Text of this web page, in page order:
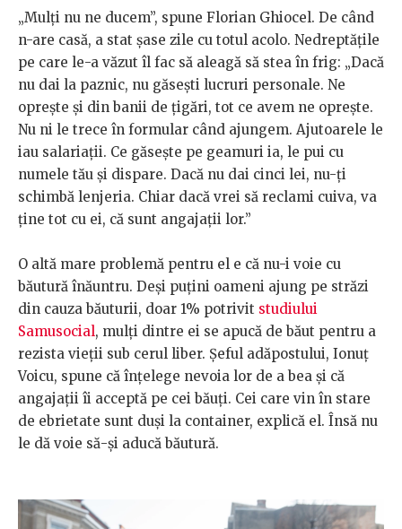
„Mulți nu ne ducem”, spune Florian Ghiocel. De când
n-are casă, a stat șase zile cu totul acolo. Nedreptățile
pe care le-a văzut îl fac să aleagă să stea în frig: „Dacă
nu dai la paznic, nu găsești lucruri personale. Ne
oprește și din banii de țigări, tot ce avem ne oprește.
Nu ni le trece în formular când ajungem. Ajutoarele le
iau salariații. Ce găsește pe geamuri ia, le pui cu
numele tău și dispare. Dacă nu dai cinci lei, nu-ți
schimbă lenjeria. Chiar dacă vrei să reclami cuiva, va
ține tot cu ei, că sunt angajații lor.”
O altă mare problemă pentru el e că nu-i voie cu
băutură înăuntru. Deși puțini oameni ajung pe străzi
din cauza băuturii, doar 1% potrivit studiului
Samusocial, mulți dintre ei se apucă de băut pentru a
rezista vieții sub cerul liber. Șeful adăpostului, Ionuț
Voicu, spune că înțelege nevoia lor de a bea și că
angajații îi acceptă pe cei băuți. Cei care vin în stare
de ebrietate sunt duși la container, explică el. Însă nu
le dă voie să-și aducă băutură.